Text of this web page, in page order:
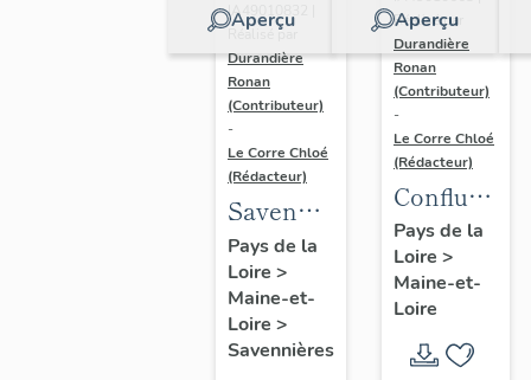
Aperçu
IA49010832 |
Réalisé par
Durandière
Ronan
(Contributeur)
-
Le Corre Chloé
(Rédacteur)
Savennières
:
présentation
de la
commune
Pays de la
Loire >
Maine-et-
Loire >
Savennières
Aperçu
Réalisé par
Durandière
Ronan
(Contributeur)
-
Le Corre Chloé
(Rédacteur)
Confluence
Maine-
Loire :
d'étude
Pays de la
Loire >
Maine-et-
Loire